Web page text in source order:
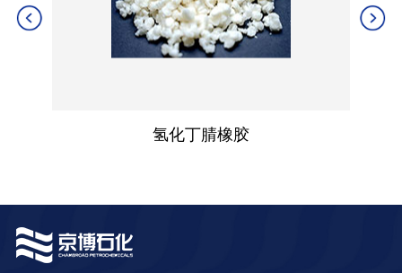
氢化丁腈橡胶